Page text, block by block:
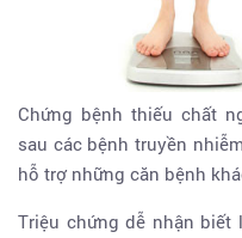
Chứng bệnh thiếu chất
sau các bệnh truyền
hỗ trợ những căn bệnh
Triệu chứng dễ nhận biết